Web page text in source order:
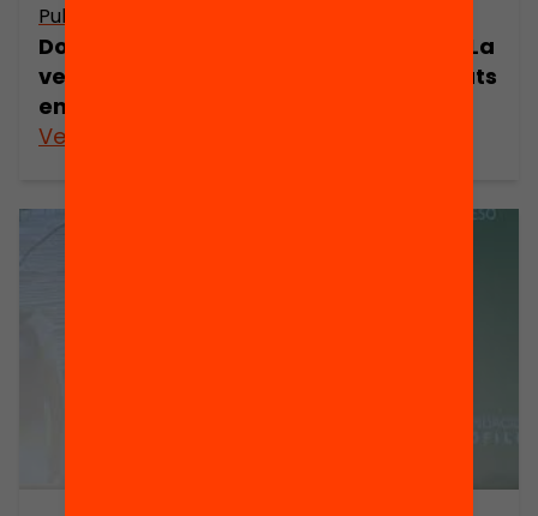
Publicació
Dossier de premsa. Perduts pel camí: La
veu dels joves confirma les desigualtats
en la tria d’itinerari després de l’ESO
Veure’n més